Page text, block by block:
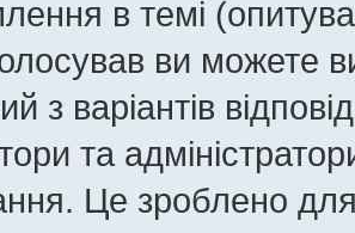
в темі
ви можете
з варіантів
та
Це зроблено для